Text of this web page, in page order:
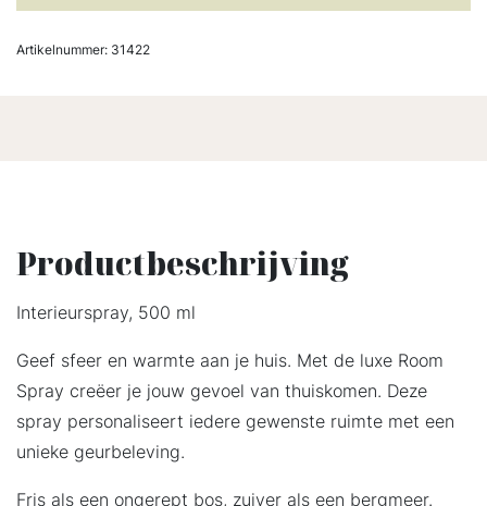
Artikelnummer: 31422
Productbeschrijving
Interieurspray, 500 ml
Geef sfeer en warmte aan je huis. Met de luxe Room
Spray creëer je jouw gevoel van thuiskomen. Deze
spray personaliseert iedere gewenste ruimte met een
unieke geurbeleving.
Fris als een ongerept bos, zuiver als een bergmeer.